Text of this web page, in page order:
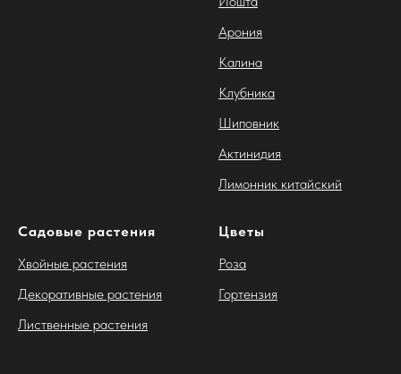
Арония
Калина
Клубника
Шиповник
Актинидия
Лимонник китайский
Садовые растения
Хвойные растения
Декоративные растения
Лиственные растения
Цветы
Роза
Гортензия